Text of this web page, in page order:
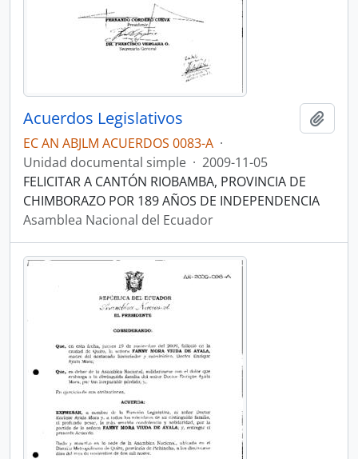
Acuerdos Legislativos
EC AN ABJLM ACUERDOS 0083-A ·
Unidad documental simple · 2009-11-05
FELICITAR A CANTÓN RIOBAMBA, PROVINCIA DE
CHIMBORAZO POR 189 AÑOS DE INDEPENDENCIA
Asamblea Nacional del Ecuador